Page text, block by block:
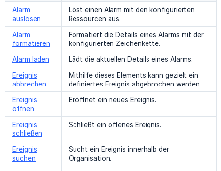
Alarm
auslösen
Löst einen Alarm mit den konfigurierten
Ressourcen aus.
Alarm
formatieren
Formatiert die Details eines Alarms mit der
konfigurierten Zeichenkette.
Alarm laden
Lädt die aktuellen Details eines Alarms.
Ereignis
abbrechen
Mithilfe dieses Elements kann gezielt ein
definiertes Ereignis abgebrochen werden.
Ereignis
öffnen
Eröffnet ein neues Ereignis.
Ereignis
schließen
Schließt ein offenes Ereignis.
Ereignis
suchen
Sucht ein Ereignis innerhalb der
Organisation.